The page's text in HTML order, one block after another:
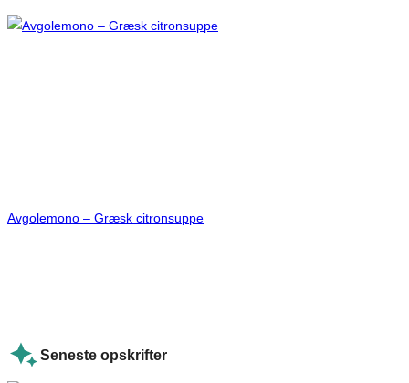
Avgolemono – Græsk citronsuppe
Seneste opskrifter